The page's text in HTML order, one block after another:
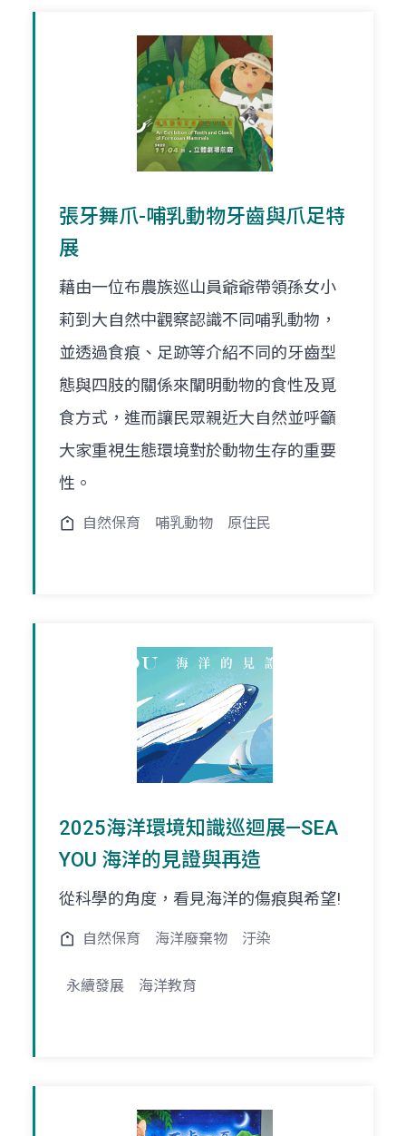
張牙舞爪-哺乳動物牙齒與爪足特
展
藉由一位布農族巡山員爺爺帶領孫女小
莉到大自然中觀察認識不同哺乳動物，
並透過食痕、足跡等介紹不同的牙齒型
態與四肢的關係來闡明動物的食性及覓
食方式，進而讓民眾親近大自然並呼籲
大家重視生態環境對於動物生存的重要
性。
自然保育 哺乳動物 原住民
2025海洋環境知識巡迴展—SEA
YOU 海洋的見證與再造
從科學的角度，看見海洋的傷痕與希望!
自然保育 海洋廢棄物 汙染
永續發展 海洋教育